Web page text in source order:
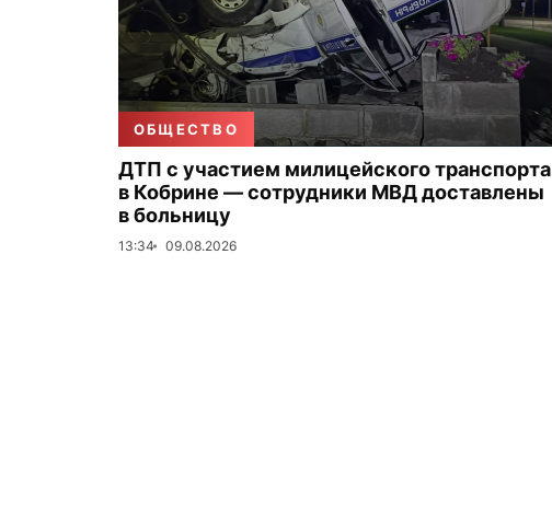
ОБЩЕСТВО
ДТП с участием милицейского транспорта
в Кобрине — сотрудники МВД доставлены
в больницу
13:34 09.08.2026